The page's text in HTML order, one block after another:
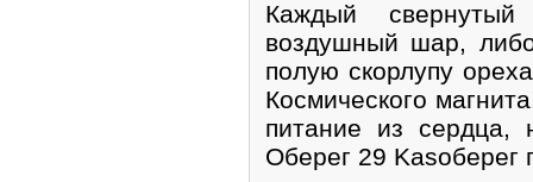
Каждый
воздушный шар,
полую скорлупу
Космического
питание из сердца,
Оберег 29 Kasоберег